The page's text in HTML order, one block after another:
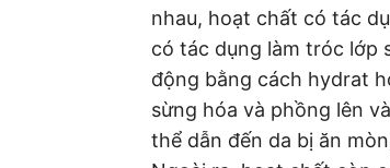
nhau, hoạt chất có tác
có tác dụng làm tróc lớp
động bằng cách hydrat
sừng hóa và phồng lên
thể dẫn đến da bị ăn